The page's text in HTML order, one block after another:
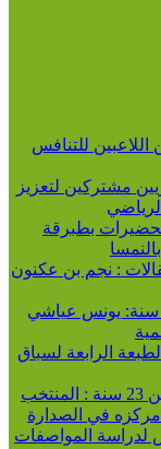
للتنافس
مشتركين لتعزيز
بطبرقة
: نجم بن عكنون
ألعاب القوى / بطولة العالم لأقل من 20 سنة: يونس عياشي
في الطبعة الرابعة لسباق
كرة السلة 3 3 / دوري الأمم لفئة لأقل من 23 سنة : المنتخب
مركزه في الصدارة
لدراسة المواصفات